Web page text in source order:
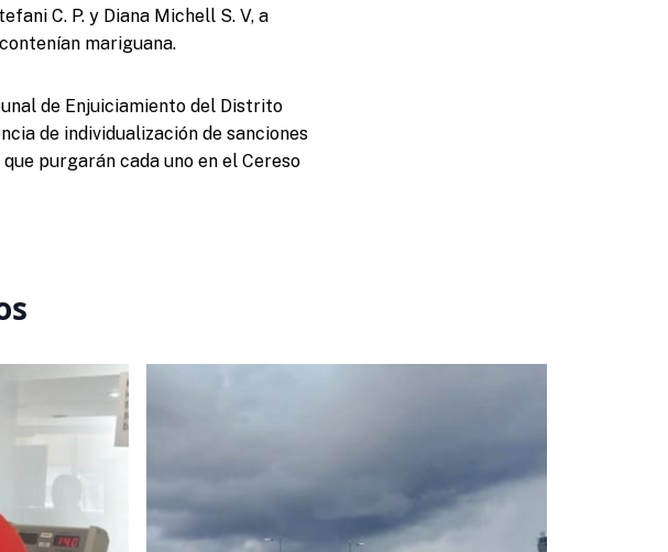
C. P. y Diana Michell S. V, a
mariguana.
de Enjuiciamiento del Distrito
de individualización de sanciones
purgarán cada uno en el Cereso